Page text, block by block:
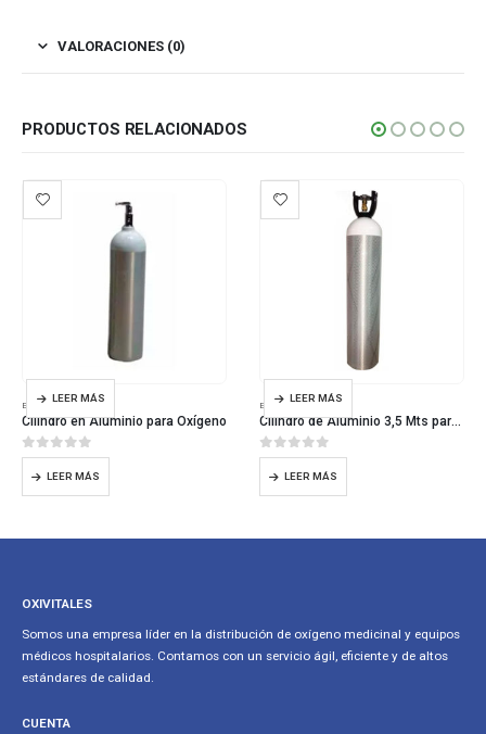
VALORACIONES (0)
PRODUCTOS RELACIONADOS
LEER MÁS
EQUIPOS DE OXIGENO
Cilindro en Aluminio para Oxígeno
0out of 5
LEER MÁS
LEER MÁS
EQUIPOS DE OXIGENO
Cilindro de Aluminio 3,5 Mts para Oxígeno
0out of 5
LEER MÁS
OXIVITALES
Somos una empresa líder en la distribución de oxígeno medicinal y equipos
médicos hospitalarios. Contamos con un servicio ágil, eficiente y de altos
estándares de calidad.
CUENTA